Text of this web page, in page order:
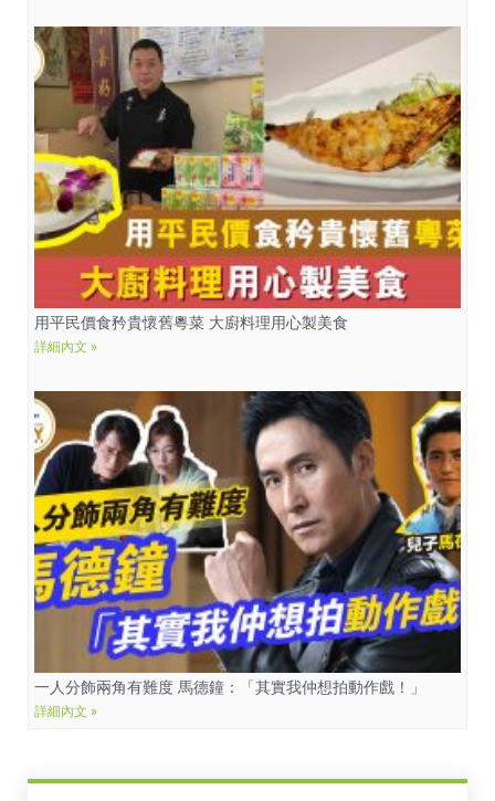
用平民價食矜貴懷舊粵菜 大廚料理用心製美食
詳細內文 »
一人分飾兩角有難度 馬德鐘：「其實我仲想拍動作戲！」
詳細內文 »